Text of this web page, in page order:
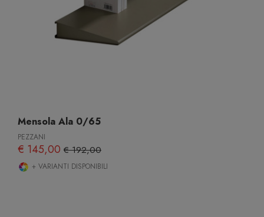
Mensola Ala 0/65
PEZZANI
€ 145,00 € 192,00
+ VARIANTI DISPONIBILI